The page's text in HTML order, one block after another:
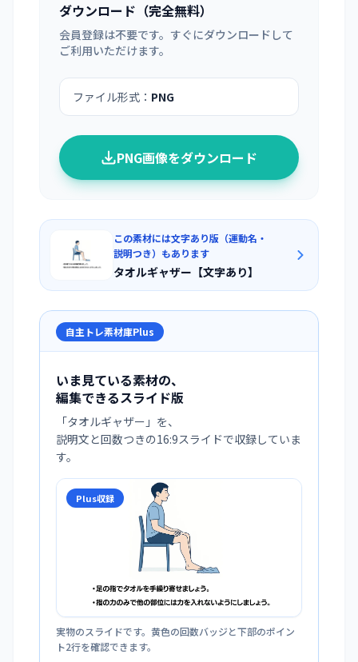
ダウンロード（完全無料）
会員登録は不要です。すぐにダウンロードして
ご利用いただけます。
ファイル形式： PNG
PNG画像をダウンロード
この素材には文字あり版（運動名・
説明つき）もあります
タオルギャザー【文字あり】
自主トレ素材庫Plus
いま見ている素材の、
編集できるスライド版
「タオルギャザー 」を、
説明文と回数つきの16:9スライドで収録していま
す。
Plus収録
実物のスライドです。黄色の回数バッジと下部のポイン
ト2行を確認できます。